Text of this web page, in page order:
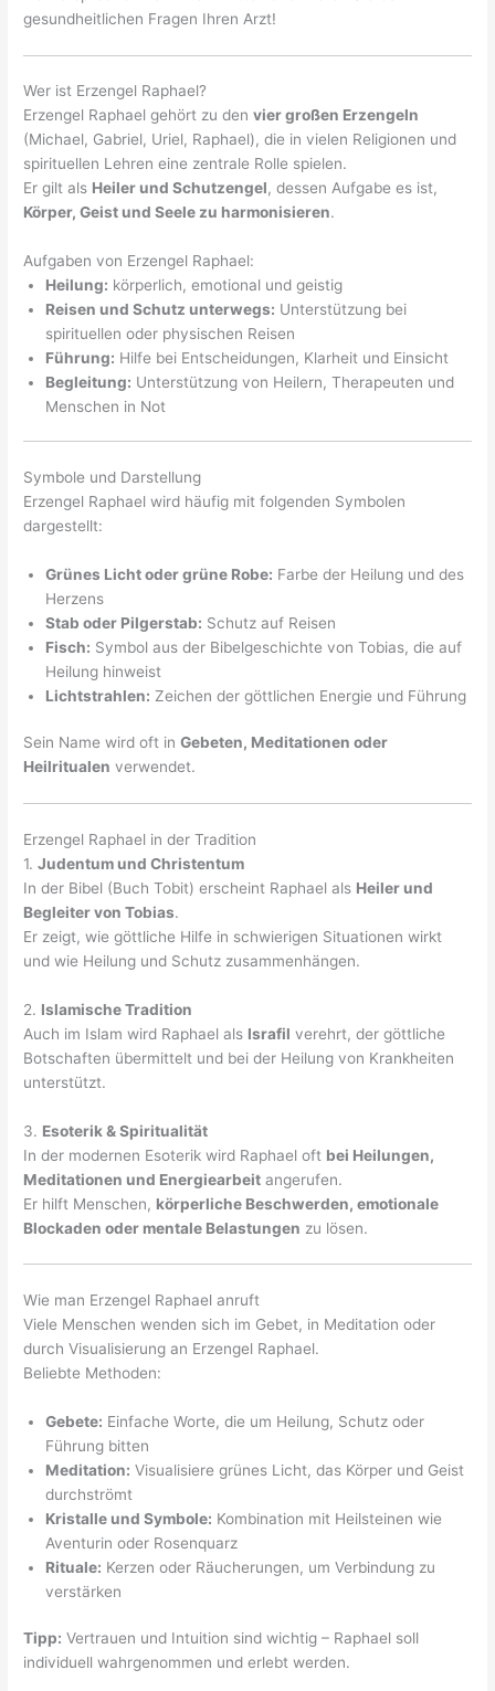
gesundheitlichen Fragen Ihren Arzt!
Wer ist Erzengel Raphael?
Erzengel Raphael gehört zu denvier großen Erzengeln
(Michael, Gabriel, Uriel, Raphael), die in vielen Religionen und
spirituellen Lehren eine zentrale Rolle spielen.
Er gilt als Heiler und Schutzengel, dessen Aufgabe es ist,
Körper, Geist und Seele zu harmonisieren.
Aufgaben von Erzengel Raphael:
Heilung: körperlich, emotional und geistig
Reisen und Schutz unterwegs: Unterstützung bei
spirituellen oder physischen Reisen
Führung: Hilfe bei Entscheidungen, Klarheit und Einsicht
Begleitung: Unterstützung von Heilern, Therapeuten und
Menschen in Not
Symbole und Darstellung
Erzengel Raphael wird häufig mit folgenden Symbolen
dargestellt:
Grünes Licht oder grüne Robe: Farbe der Heilung und des
Herzens
Stab oder Pilgerstab: Schutz auf Reisen
Fisch: Symbol aus der Bibelgeschichte von Tobias, die auf
Heilung hinweist
Lichtstrahlen: Zeichen der göttlichen Energie und Führung
Sein Name wird oft inGebeten, Meditationen oder
Heilritualen verwendet.
Erzengel Raphael in der Tradition
1.Judentum und Christentum
In der Bibel (Buch Tobit) erscheint Raphael als Heiler und
Begleiter von Tobias.
Er zeigt, wie göttliche Hilfe in schwierigen Situationen wirkt
und wie Heilung und Schutz zusammenhängen.
2. Islamische Tradition
Auch im Islam wird Raphael als Israfil verehrt, der göttliche
Botschaften übermittelt und bei der Heilung von Krankheiten
unterstützt.
3. Esoterik & Spiritualität
In der modernen Esoterik wird Raphael oft bei Heilungen,
Meditationen und Energiearbeit angerufen.
Er hilft Menschen, körperliche Beschwerden, emotionale
Blockaden oder mentale Belastungen zu lösen.
Wie man Erzengel Raphael anruft
Viele Menschen wenden sich im Gebet, in Meditation oder
durch Visualisierung an Erzengel Raphael.
Beliebte Methoden:
Gebete: Einfache Worte, die um Heilung, Schutz oder
Führung bitten
Meditation: Visualisiere grünes Licht, das Körper und Geist
durchströmt
Kristalle und Symbole: Kombination mit Heilsteinen wie
Aventurin oder Rosenquarz
Rituale: Kerzen oder Räucherungen, um Verbindung zu
verstärken
Tipp: Vertrauen und Intuition sind wichtig – Raphael soll
individuell wahrgenommen und erlebt werden.